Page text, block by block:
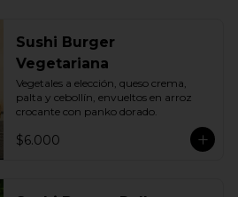
Sushi Burger
Vegetariana
Vegetales a elección, queso crema,
palta y cebollín, envueltos en arroz
crocante con panko dorado.
$6.000